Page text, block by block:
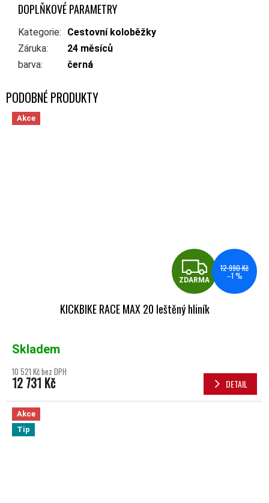
DOPLŇKOVÉ PARAMETRY
Kategorie:
Cestovní koloběžky
Záruka:
24 měsíců
barva: černá
Akce
ZDARMA
12 990 Kč
–1 %
KICKBIKE RACE MAX 20 leštěný hliník
Skladem
10 521 Kč bez DPH
12 731 Kč DETAIL
Akce
Tip